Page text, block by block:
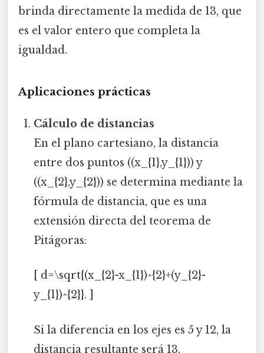
brinda directamente la medida de 13, que
es el valor entero que completa la
igualdad.
Aplicaciones prácticas
Cálculo de distancias
En el plano cartesiano, la distancia
entre dos puntos ((x_{1},y_{1})) y
((x_{2},y_{2})) se determina mediante la
fórmula de distancia, que es una
extensión directa del teorema de
Pitágoras:
[ d=\sqrt{(x_{2}-x_{1})^{2}+(y_{2}-
y_{1})^{2}}. ]
Si la diferencia en los ejes es 5 y 12, la
distancia resultante será 13,